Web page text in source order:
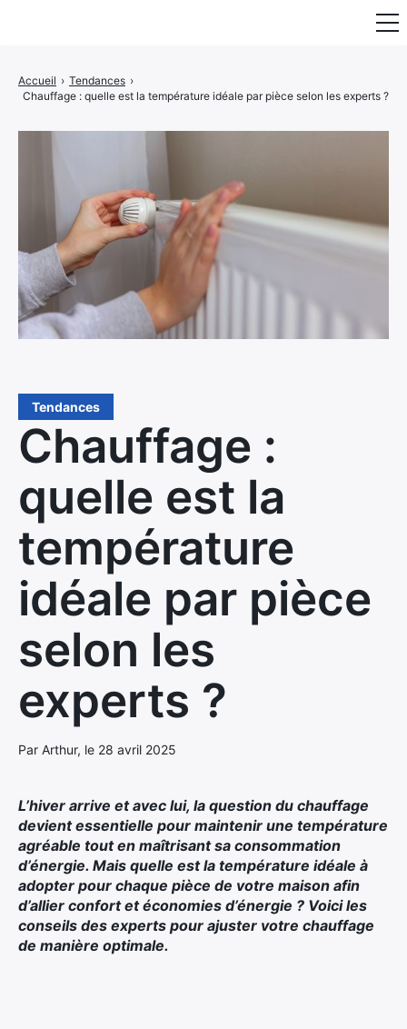
Accueil › Tendances ›
Chauffage : quelle est la température idéale par pièce selon les experts ?
Tendances
Chauffage :
quelle est la
température
idéale par pièce
selon les
experts ?
Par Arthur, le 28 avril 2025
L’hiver arrive et avec lui, la question du chauffage
devient essentielle pour maintenir une température
agréable tout en maîtrisant sa consommation
d’énergie. Mais quelle est la température idéale à
adopter pour chaque pièce de votre maison afin
d’allier confort et économies d’énergie ? Voici les
conseils des experts pour ajuster votre chauffage
de manière optimale.
Mobilier & Rangement
Maison
Art & Décoration
Portraits